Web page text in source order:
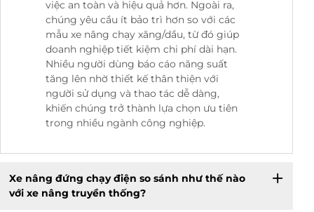
việc an toàn và hiệu quả hơn. Ngoài ra,
chúng yêu cầu ít bảo trì hơn so với các
mẫu xe nâng chạy xăng/dầu, từ đó giúp
doanh nghiệp tiết kiệm chi phí dài hạn.
Nhiều người dùng báo cáo năng suất
tăng lên nhờ thiết kế thân thiện với
người sử dụng và thao tác dễ dàng,
khiến chúng trở thành lựa chọn ưu tiên
trong nhiều ngành công nghiệp.
Xe nâng đứng chạy điện so sánh như thế nào
với xe nâng truyền thống?